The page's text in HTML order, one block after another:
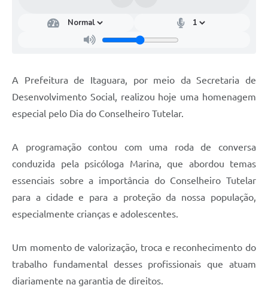
A Prefeitura de Itaguara, por meio da Secretaria de
Desenvolvimento Social, realizou hoje uma homenagem
especial pelo Dia do Conselheiro Tutelar.
A programação contou com uma roda de conversa
conduzida pela psicóloga Marina, que abordou temas
essenciais sobre a importância do Conselheiro Tutelar
para a cidade e para a proteção da nossa população,
especialmente crianças e adolescentes.
Um momento de valorização, troca e reconhecimento do
trabalho fundamental desses profissionais que atuam
diariamente na garantia de direitos.